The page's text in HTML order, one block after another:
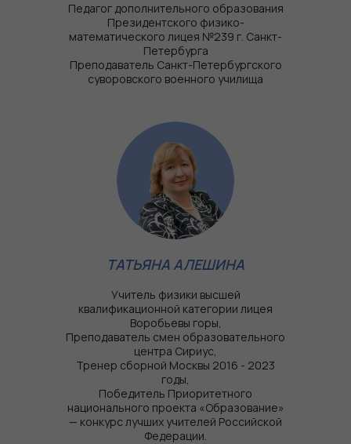
Педагог дополнительного образования
Президентского физико-
математического лицея №239 г. Санкт-
Петербурга
Преподаватель Санкт-Петербургского
суворовского военного училища
ТАТЬЯНА АЛЕШИНА
Учитель физики высшей
квалификационной категории лицея
Воробьевы горы,
Преподаватель смен образовательного
центра Сириус,
Тренер сборной Москвы 2016 - 2023
годы,
Победитель Приоритетного
национального проекта «Образование»
— конкурс лучших учителей Российской
Федерации.